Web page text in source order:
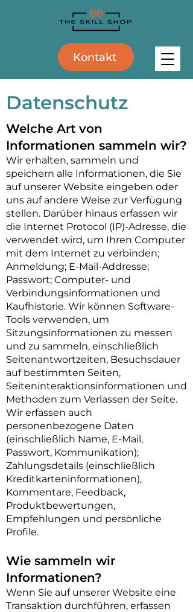
Kontakt
Datenschutz
Welche Art von
Informationen sammeln wir?
Wir erhalten, sammeln und
speichern alle Informationen, die Sie
auf unserer Website eingeben oder
uns auf andere Weise zur Verfügung
stellen. Darüber hinaus erfassen wir
die Internet Protocol (IP)-Adresse, die
verwendet wird, um Ihren Computer
mit dem Internet zu verbinden;
Anmeldung; E-Mail-Addresse;
Passwort; Computer- und
Verbindungsinformationen und
Kaufhistorie. Wir können Software-
Tools verwenden, um
Sitzungsinformationen zu messen
und zu sammeln, einschließlich
Seitenantwortzeiten, Besuchsdauer
auf bestimmten Seiten,
Seiteninteraktionsinformationen und
Methoden zum Verlassen der Seite.
Wir erfassen auch
personenbezogene Daten
(einschließlich Name, E-Mail,
Passwort, Kommunikation);
Zahlungsdetails (einschließlich
Kreditkarteninformationen),
Kommentare, Feedback,
Produktbewertungen,
Empfehlungen und persönliche
Profile.
Wie sammeln wir
Informationen?
Wenn Sie auf unserer Website eine
Transaktion durchführen, erfassen